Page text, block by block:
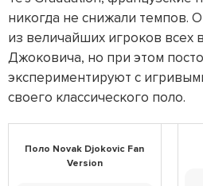
никогда не снижали темпов.
из величайших игроков всех
Джоковича, но при этом
экспериментируют с
своего классического поло.
Поло Novak Djokovic Fan
Version